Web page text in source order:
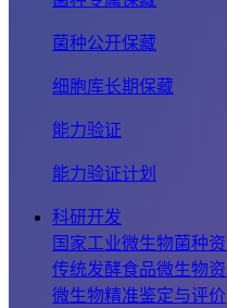
菌种公开保藏
细胞库长期保藏
能力验证
能力验证计划
科研开发
国家工业微生物菌种
传统发酵食品微生物
微生物精准鉴定与评价